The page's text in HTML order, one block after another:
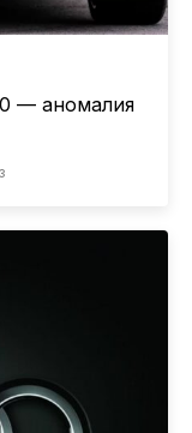
— аномалия